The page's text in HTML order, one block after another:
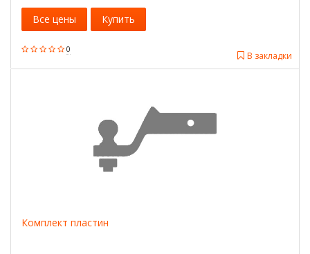
0
В закладки
Все цены Купить
Комплект пластин